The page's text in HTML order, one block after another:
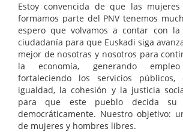
Estoy convencida de que las
formamos parte del PNV tenemos
espero que volvamos a contar con
ciudadanía para que Euskadi siga
mejor de nosotras y nosotros para
la economía, generando
fortaleciendo los servicios públicos,
igualdad, la cohesión y la justicia
para que este pueblo decida
democráticamente. Nuestro objetivo:
de mujeres y hombres libres.